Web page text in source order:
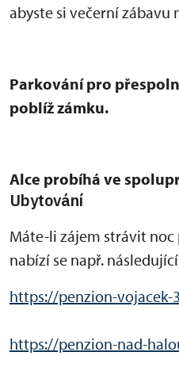
abyste si večerní
Parkování pro
poblíž zámku.
Alce probíhá ve
Ubytování
Máte-li zájem strávit noc
nabízí se např.
https://penzion-vojacek-
https://penzion-nad-